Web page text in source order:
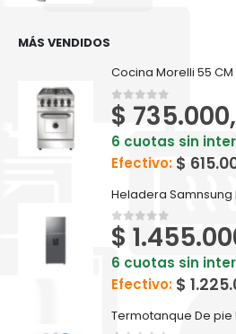
MÁS VENDIDOS
0out of 5
$
6 cuotas sin
Efectivo: $
0out of 5
$
6 cuotas sin
Efectivo: $